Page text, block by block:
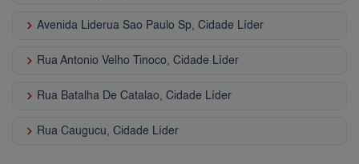
keyboard_arrow_right Avenida Liderua Sao Paulo Sp, Cidade Líder
keyboard_arrow_right Rua Antonio Velho Tinoco, Cidade Líder
keyboard_arrow_right Rua Batalha De Catalao, Cidade Líder
keyboard_arrow_right Rua Caugucu, Cidade Líder